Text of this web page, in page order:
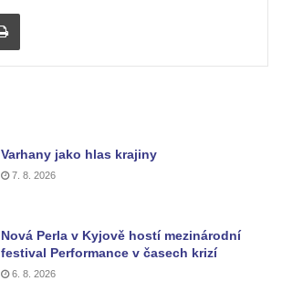
Tisknout
Varhany jako hlas krajiny
7. 8. 2026
Nová Perla v Kyjově hostí mezinárodní
festival Performance v časech krizí
6. 8. 2026